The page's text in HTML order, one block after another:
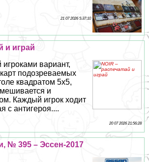
21 07 2026 5:37:10
и играй
вариант,
подозреваемых
квадратом 5х5,
и
Каждый игрок ходит
с антигероя....
20 07 2026 21:56:28
№ 395 – Эссен-2017